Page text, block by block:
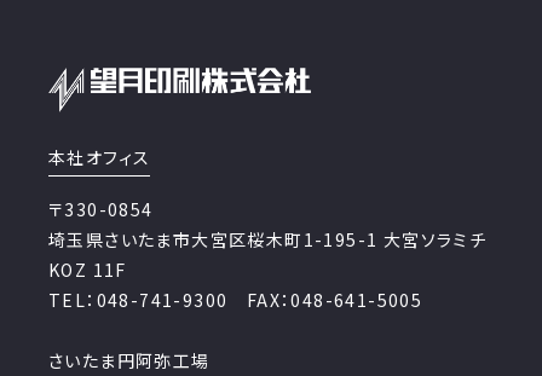
本社オフィス
〒330-0854
埼玉県さいたま市大宮区桜木町1-195-1 大宮ソラミチ
KOZ 11F
TEL：048-741-9300 FAX：048-641-5005
さいたま円阿弥工場